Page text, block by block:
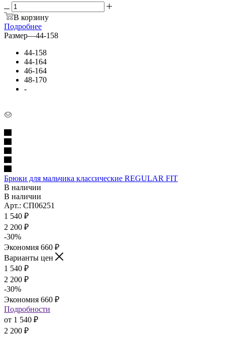
В корзину
Подробнее
Размер—44-158
44-158
44-164
46-164
48-170
-
Брюки для мальчика классические REGULAR FIT
В наличии
В наличии
Арт.: СП06251
1 540 ₽
2 200 ₽
-30%
Экономия 660 ₽
Варианты цен
1 540 ₽
2 200 ₽
-30%
Экономия 660 ₽
Подробности
от 1 540 ₽
2 200 ₽